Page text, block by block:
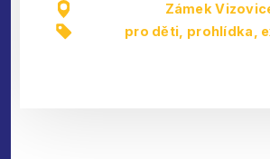
Zámek
pro děti prohlídka,